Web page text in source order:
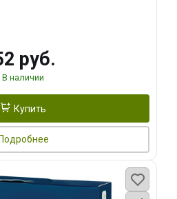
руб.
В наличии
Купить
Подробнее